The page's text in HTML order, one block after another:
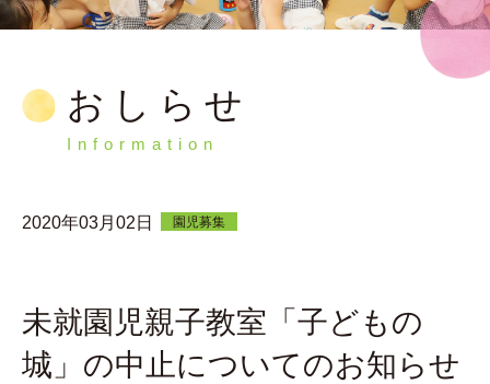
おしらせ
Information
2020年03月02日 園児募集
未就園児親子教室「子どもの
城」の中止についてのお知らせ